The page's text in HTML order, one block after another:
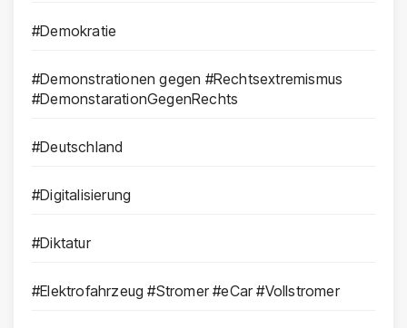
#Demokratie
#Demonstrationen gegen #Rechtsextremismus
#DemonstarationGegenRechts
#Deutschland
#Digitalisierung
#Diktatur
#Elektrofahrzeug #Stromer #eCar #Vollstromer